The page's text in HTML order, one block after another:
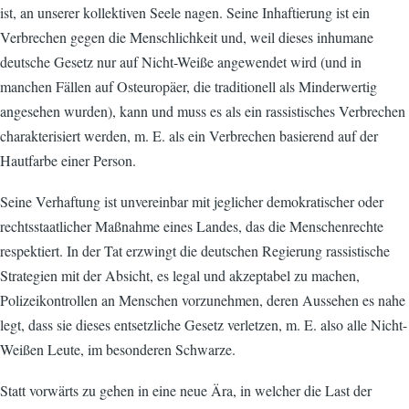
ist, an unserer kollektiven Seele nagen. Seine Inhaftierung ist ein
Verbrechen gegen die Menschlichkeit und, weil dieses inhumane
deutsche Gesetz nur auf Nicht-Weiße angewendet wird (und in
manchen Fällen auf Osteuropäer, die traditionell als Minderwertig
angesehen wurden), kann und muss es als ein rassistisches Verbrechen
charakterisiert werden, m. E. als ein Verbrechen basierend auf der
Hautfarbe einer Person.
Seine Verhaftung ist unvereinbar mit jeglicher demokratischer oder
rechtsstaatlicher Maßnahme eines Landes, das die Menschenrechte
respektiert. In der Tat erzwingt die deutschen Regierung rassistische
Strategien mit der Absicht, es legal und akzeptabel zu machen,
Polizeikontrollen an Menschen vorzunehmen, deren Aussehen es nahe
legt, dass sie dieses entsetzliche Gesetz verletzen, m. E. also alle Nicht-
Weißen Leute, im besonderen Schwarze.
Statt vorwärts zu gehen in eine neue Ära, in welcher die Last der